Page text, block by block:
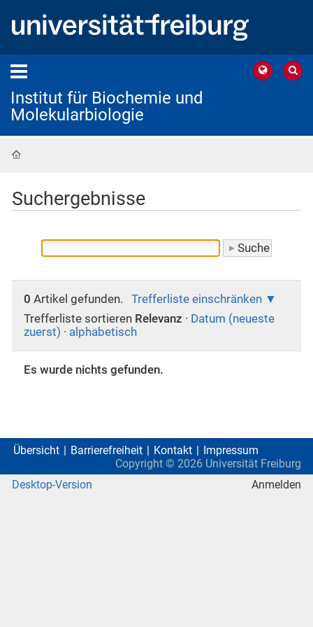
Institut für Biochemie und
Molekularbiologie
Suchergebnisse
0 Artikel gefunden.
Trefferliste einschränken
Trefferliste sortieren Relevanz · Datum (neueste
zuerst) · alphabetisch
Es wurde nichts gefunden.
Übersicht Barrierefreiheit Kontakt
Impressum
Copyright © 2026 Universität Freiburg
Desktop-Version
Anmelden